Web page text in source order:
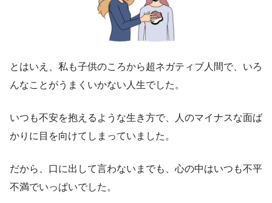
とはいえ、私も子供のころから超ネガティブ人間で、いろ
んなことがうまくいかない人生でした。
いつも不安を抱えるような生き方で、人のマイナスな面ば
かりに目を向けてしまっていました。
だから、口に出して言わないまでも、心の中はいつも不平
不満でいっぱいでした。